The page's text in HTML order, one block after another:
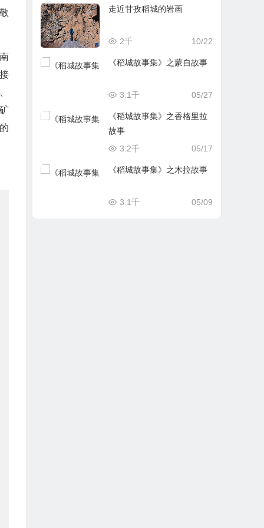
走近甘孜稻城的岩画
10/22
2千
《稻城故事集》之蒙自故事
05/27
3.1千
《稻城故事集》之香格里拉
故事
05/17
3.2千
《稻城故事集》之木拉故事
05/09
3.1千